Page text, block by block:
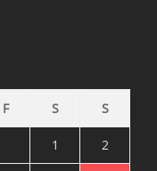
F S S
1 2